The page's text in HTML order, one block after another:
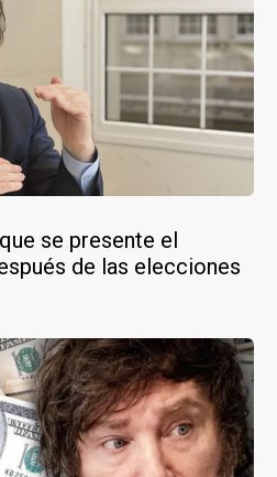
se presente el
de las elecciones